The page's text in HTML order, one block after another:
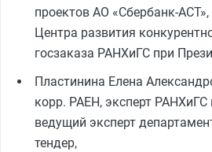
проектов АО «Сбербанк-
Центра развития
госзаказа РАНХиГС при
Пластинина Елена
корр. РАЕН, эксперт
ведущий эксперт
тендер,